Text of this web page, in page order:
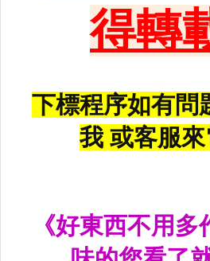
各車系LED後保桿下霧燈
專用型魚眼霧燈.光圈魚眼霧燈
LED第三剎車燈.LED燈泡
各車系專用DRL日行燈
升降機.汽車零件.鈑金零件